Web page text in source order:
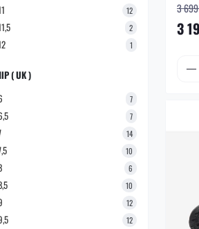
12
2
1
( UK )
7
7
14
10
6
10
12
12
3 699
3